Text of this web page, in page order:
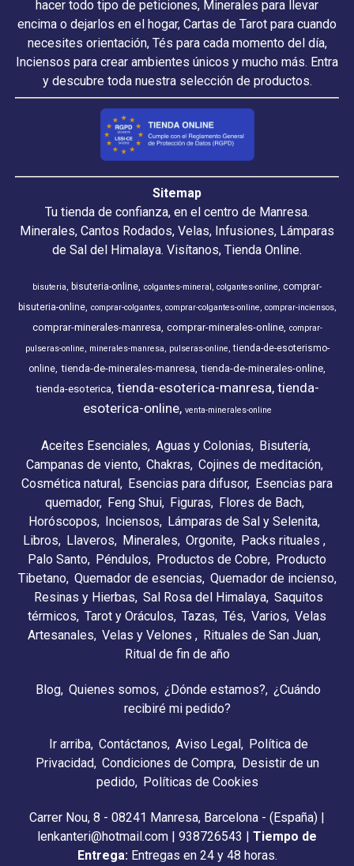
hacer todo tipo de peticiones, Minerales para llevar
encima o dejarlos en el hogar, Cartas de Tarot para cuando
necesites orientación, Tés para cada momento del día,
Inciensos para crear ambientes únicos y mucho más. Entra
y descubre toda nuestra selección de productos.
Sitemap
Tu tienda de confianza, en el centro de Manresa.
Minerales, Cantos Rodados, Velas, Infusiones, Lámparas
de Sal del Himalaya. Visítanos, Tienda Online.
bisuteria bisuteria-online colgantes-mineral colgantes-online
comprar-
bisuteria-online comprar-colgantes comprar-colgantes-online comprar-inciensos
comprar-minerales-manresa comprar-minerales-online comprar-
pulseras-online
minerales-manresa pulseras-online tienda-de-esoterismo-
online tienda-de-minerales-manresa tienda-de-minerales-online
tienda-esoterica tienda-esoterica-manresa tienda-
esoterica-online venta-minerales-online
Aceites Esenciales Aguas y Colonias
Bisutería
Campanas de viento Chakras Cojines de meditación
Cosmética natural Esencias para difusor Esencias para
quemador
Feng Shui Figuras
Flores de Bach
Horóscopos
Inciensos
Lámparas de Sal y Selenita
Libros
Llaveros Minerales Orgonite Packs rituales
Palo Santo Péndulos Productos de Cobre Producto
Tibetano Quemador de esencias Quemador de incienso
Resinas y Hierbas Sal Rosa del Himalaya Saquitos
térmicos Tarot y Oráculos Tazas Tés Varios Velas
Artesanales Velas y Velones
Rituales de San Juan
Ritual de fin de año
Blog Quienes somos ¿Dónde estamos?
¿Cuándo
recibiré mi pedido?
Ir arriba Contáctanos Aviso Legal
Política de
Privacidad Condiciones de Compra
Desistir de un
pedido
Políticas de Cookies
Carrer Nou, 8 - 08241 Manresa, Barcelona - (España) |
lenkanteri@hotmail.com | 938726543 | Tiempo de
Entrega: Entregas en 24 y 48 horas.